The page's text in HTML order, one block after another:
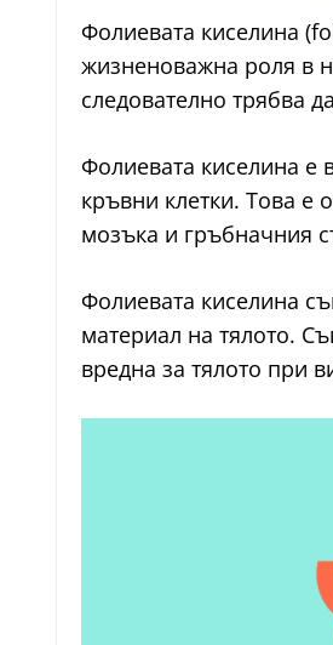
Фолиевата киселина
жизненоважна роля в
следователно трябва
Фолиевата киселина е
кръвни клетки. Това е
мозъка и гръбначния
Фолиевата киселина
материал на тялото.
вредна за тялото при